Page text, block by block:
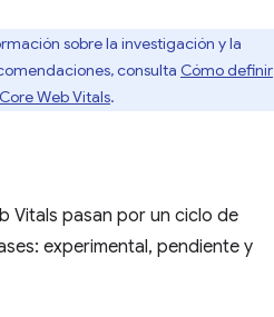
sobre la investigación y la
consulta Cómo definir
Web Vitals.
Vitals pasan por un ciclo de
experimental, pendiente y